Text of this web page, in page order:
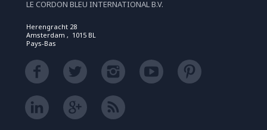
LE CORDON BLEU INTERNATIONAL B.V.
Herengracht 28
Amsterdam , 1015 BL
Pays-Bas